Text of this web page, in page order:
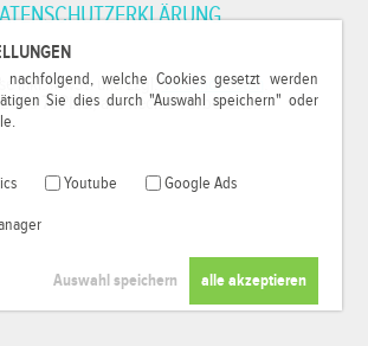
nachfolgend, welche Cookies gesetzt werden
Sie dies durch "Auswahl speichern" oder
Youtube Google Ads
inkl. MwSt. und zzgl.Versandkosten
79Pixel, alle Rechte vorbehalten.